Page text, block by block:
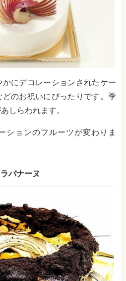
にデコレーションされたケー
のお祝いにぴったりです。季
しらわれます。
ションのフルーツが変わりま
バナーヌ